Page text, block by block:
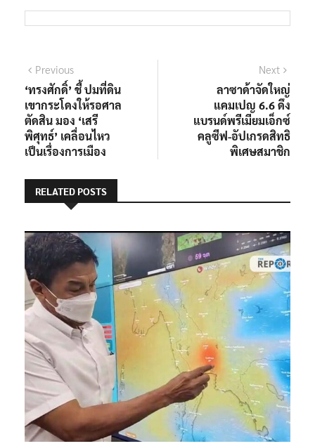
แนะแนว
เรื่อง
PreviousPrevious
post:
‘ทรงศักดิ์’ ชี้ ปมที่ดิน
เขากระโดงให้รอศาล
ตัดสิน มอง ‘เสรี
พิศุทธ์’ เคลื่อนไหว
เป็นเรื่องการเมือง
Next
ลาซาด้าจัดใหญ่
แคมเปญ 6.6 ดึง
แบรนด์พรีเมียมเอ็กซ์
คลูซีฟ-อัปเกรดสิทธิ
พิเศษสมาชิก
RELATED POSTS